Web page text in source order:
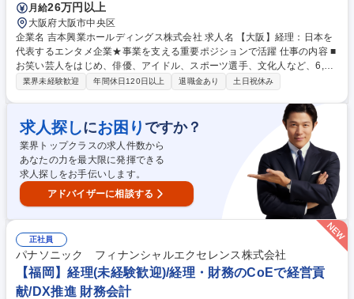
月給26万円以上
大阪府大阪市中央区
企業名 吉本興業ホールディングス株式会社 求人名 【大阪】経理：日本を
代表するエンタメ企業★事業を支える重要ポジションで活躍 仕事の内容 ■
お笑い芸人をはじめ、俳優、アイドル、スポーツ選手、文化人など、6,00
0名以上が所属する総合エンターテインメント企業。ご入社いただく方に
的には…】 ■経理部、収支管理部 部長のサポート業務 ■グループ会社の予
算実績管理、決算管理業務、収支管理 ■DX推進業務 など ※お任せする業
務はご経験に応じて面接内でご相談させていただきます。 募集職種 【大
阪】経理：日本を代表するエンタメ企業★事業を支える重要ポジションで
活躍
業界未経験歓迎 年間休日120日以上 退職金あり 土日祝休み
求人探しにお困り ですか？
業界トップクラスの求人件数から
あなたの力を最大限に発揮できる
求人探しをお手伝いします。
アドバイザーに相談する
正社員
パナソニック フィナンシャルエクセレンス株式会社
【福岡】経理(未経験歓迎)/経理・財務のCoEで経営貢
献/DX推進 財務会計